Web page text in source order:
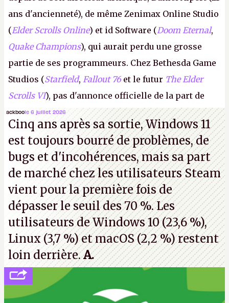
ans d'ancienneté), de même Zenimax Online Studio
(Elder Scrolls Online) et id Software (Doom Eternal,
Quake Champions), qui aurait perdu une grosse
partie de ses programmeurs. Chez Bethesda Game
Studios (Starfield, Fallout 76 et le futur The Elder
Scrolls VI), pas d'annonce officielle de la part de
Microsoft, mais le syndicat des employés confirme
de nombreux licenciements.A.
ackboole 6 juillet 2026
Cinq ans après sa sortie, Windows 11
est toujours bourré de problèmes, de
bugs et d'incohérences, mais sa part
de marché chez les utilisateurs Steam
vient pour la première fois de
dépasser le seuil des 70 %. Les
utilisateurs de Windows 10 (23,6 %),
Linux (3,7 %) et macOS (2,2 %) restent
loin derrière.A.